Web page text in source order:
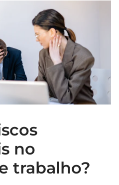
no
trabalho?